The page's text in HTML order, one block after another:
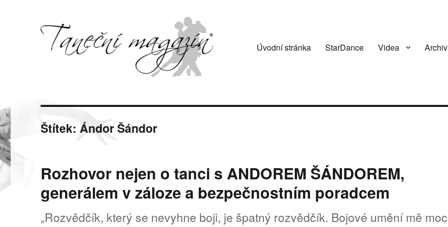
Úvodní stránka StarDance Videa Archiv
Štítek:Ándor Šándor
Rozhovor nejen o tanci s ANDOREM ŠÁNDOREM,
generálem v záloze a bezpečnostním poradcem
„Rozvědčík, který se nevyhne boji, je špatný rozvědčík. Bojové umění mě moc